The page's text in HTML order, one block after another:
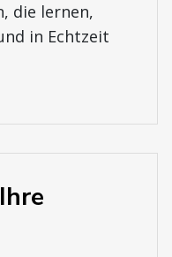
die lernen,
in Echtzeit